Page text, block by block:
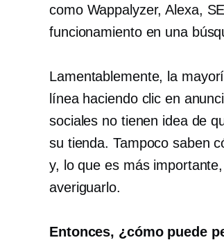
como Wappalyzer, Alexa,
funcionamiento en una
Lamentablemente, la
línea haciendo clic en
sociales no tienen idea de
su tienda. Tampoco saben
y, lo que es más
averiguarlo.
Entonces, ¿cómo puede